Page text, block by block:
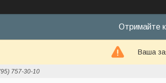
Отримайте
Ваша
757-30-10